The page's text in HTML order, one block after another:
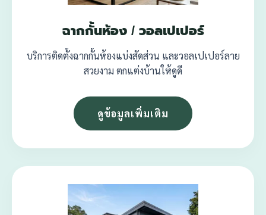
ฉากกั้นห้อง / วอลเปเปอร์
บริการติดตั้งฉากกั้นห้องแบ่งสัดส่วน และวอลเปเปอร์ลาย
สวยงาม ตกแต่งบ้านให้ดูดี
ดูข้อมูลเพิ่มเติม